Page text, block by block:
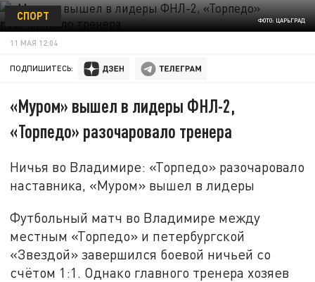
ФОТО: ЦАРЬГРАД
СПОРТ
11 МАЯ 12:04
ПОДПИШИТЕСЬ:
«Муром» вышел в лидеры ФНЛ-2,
«Торпедо» разочаровало тренера
Ничья во Владимире: «Торпедо» разочаровало
наставника, «Муром» вышел в лидеры
Футбольный матч во Владимире между
местным «Торпедо» и петербургской
«Звездой» завершился боевой ничьей со
счётом 1:1. Однако главного тренера хозяев